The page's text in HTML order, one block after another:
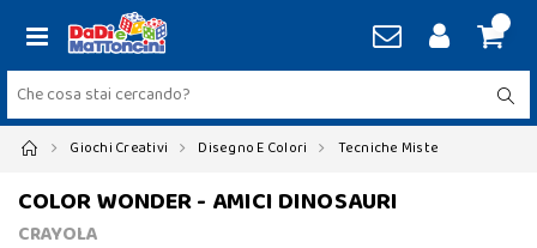
Giochi Creativi Disegno E Colori Tecniche Miste
COLOR WONDER - AMICI DINOSAURI
CRAYOLA